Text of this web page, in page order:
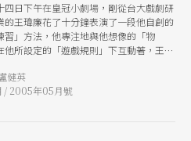
四日下午在皇冠小劇場，剛從台大戲劇研
的王瑋廉花了十分鐘表演了一段他自創的
習」方法，他專注地與他想像的「物
他所設定的「遊戲規則」下互動著，王瑋
是在國藝會第二屆青創會（由建弘文教
助支持的編導人才工作坊）的發表會上，
健英
/ 2005年05月號